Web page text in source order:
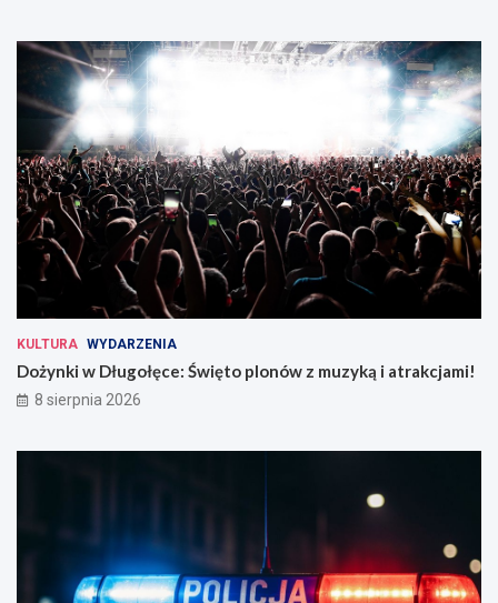
KULTURA WYDARZENIA
Dożynki w Długołęce: Święto plonów z muzyką i atrakcjami!
8 sierpnia 2026